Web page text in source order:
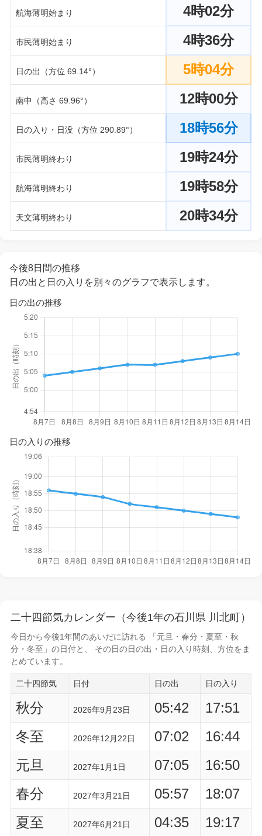
航海薄明始まり 4時02分
市民薄明始まり 4時36分
日の出（方位 69.14°） 5時04分
南中（高さ 69.96°） 12時00分
日の入り・日没（方位 290.89°） 18時56分
市民薄明終わり 19時24分
航海薄明終わり 19時58分
天文薄明終わり 20時34分
今後8日間の推移
日の出と日の入りを別々のグラフで表示します。
日の出の推移
日の入りの推移
二十四節気カレンダー（今後1年の石川県 川北町）
今日から今後1年間のあいだに訪れる 「元旦・春分・夏至・秋
分・冬至」の日付と、 その日の日の出・日の入り時刻
、方位をま
とめています。
二十四節気 日付 日の出 日の入り
秋分 2026年9月23日 05:42
17:51
冬至
2026年12月22日 07:02
16:44
元旦
2027年1月1日 07:05
16:50
春分
2027年3月21日 05:57
18:07
夏至
2027年6月21日 04:35 19:17